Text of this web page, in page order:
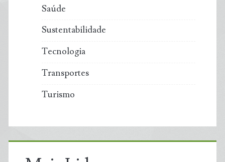
Saúde
Sustentabilidade
Tecnologia
Transportes
Turismo